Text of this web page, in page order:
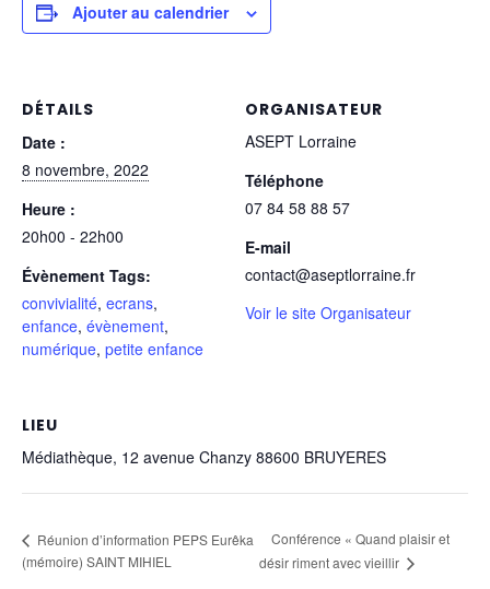
Ajouter au calendrier
DÉTAILS
Date :
8 novembre, 2022
Heure :
20h00 - 22h00
Évènement Tags:
convivialité, ecrans,
enfance, évènement,
numérique, petite enfance
ORGANISATEUR
ASEPT Lorraine
Téléphone
07 84 58 88 57
E-mail
contact@aseptlorraine.fr
Voir le site Organisateur
LIEU
Médiathèque, 12 avenue Chanzy 88600 BRUYERES
Réunion d’information PEPS Eurêka
(mémoire) SAINT MIHIEL
Conférence « Quand plaisir et
désir riment avec vieillir